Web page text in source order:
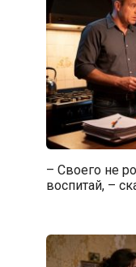
– Своего не
воспитай, –